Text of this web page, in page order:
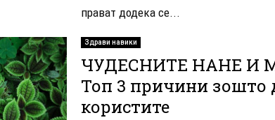
прават додека се...
Здрави навики
ЧУДЕСНИТЕ НАНЕ И
Топ 3 причини зошто
користите